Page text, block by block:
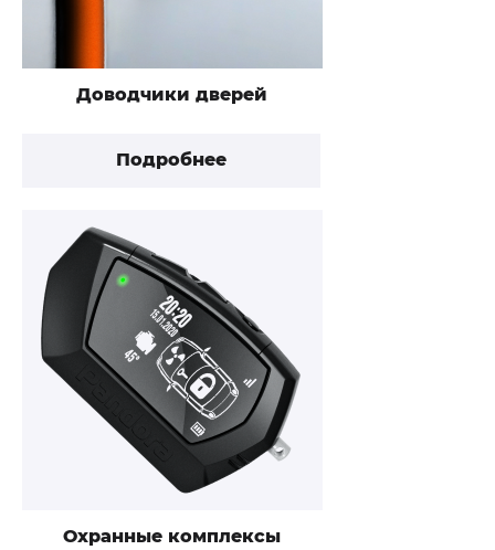
Доводчики дверей
Подробнее
Охранные комплексы